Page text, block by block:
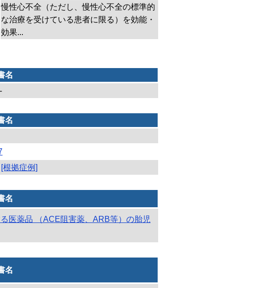
慢性心不全（ただし、慢性心不全の標準的
な治療を受けている患者に限る）を効能・
効果...
名
-
名
[根拠症例]
名
医薬品 （ACE阻害薬、ARB等）の胎児
名